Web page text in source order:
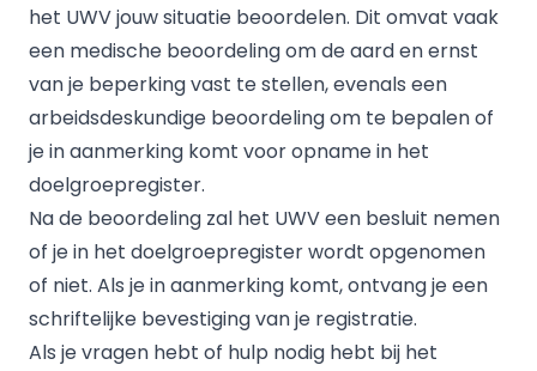
het UWV jouw situatie beoordelen. Dit omvat vaak
een medische beoordeling om de aard en ernst
van je beperking vast te stellen, evenals een
arbeidsdeskundige beoordeling om te bepalen of
je in aanmerking komt voor opname in het
doelgroepregister.
Na de beoordeling zal het UWV een besluit nemen
of je in het doelgroepregister wordt opgenomen
of niet. Als je in aanmerking komt, ontvang je een
schriftelijke bevestiging van je registratie.
Als je vragen hebt of hulp nodig hebt bij het